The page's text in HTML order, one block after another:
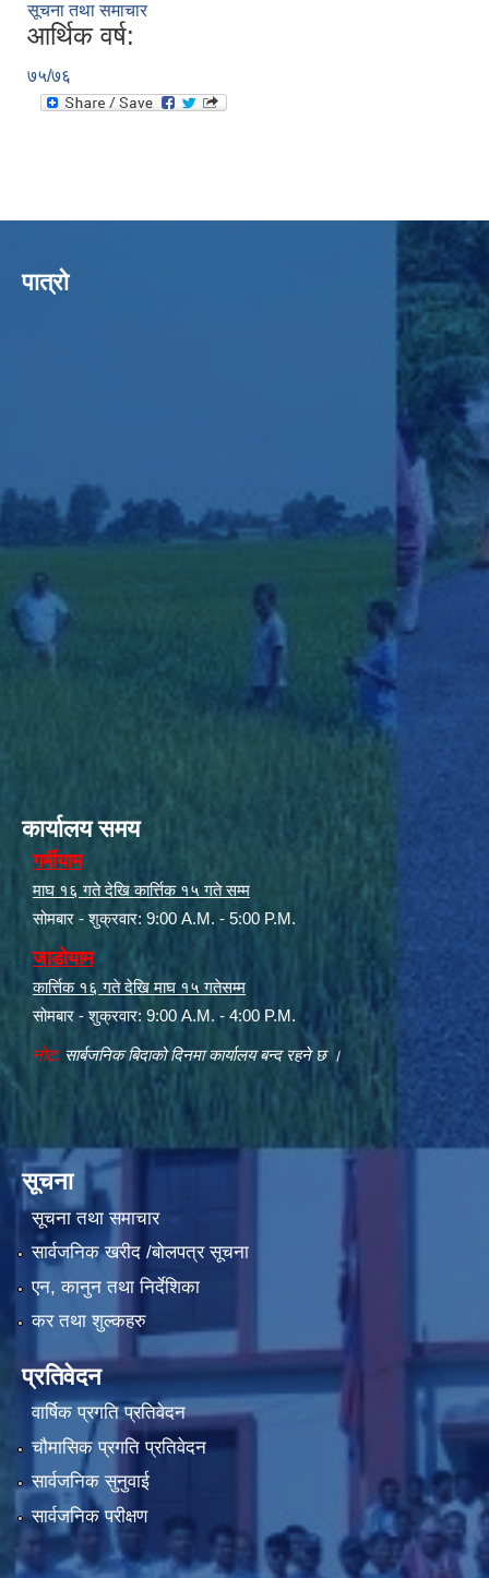
सूचना तथा समाचार
आर्थिक वर्ष:
७५/७६
पात्रो
कार्यालय समय
गर्मीयाम
माघ १६ गते देखि कार्त्तिक १५ गते सम्म
सोमबार - शुक्रवार: 9:00 A.M. - 5:00 P.M.
जाडोयाम
कार्त्तिक १६ गते देखि माघ १५ गतेसम्म
सोमबार - शुक्रवार: 9:00 A.M. - 4:00 P.M.
नोट: सार्बजनिक बिदाको दिनमा कार्यालय बन्द रहने छ ।
सूचना
सूचना तथा समाचार
सार्वजनिक खरीद /बोलपत्र सूचना
एन, कानुन तथा निर्देशिका
कर तथा शुल्कहरु
प्रतिवेदन
वार्षिक प्रगति प्रतिवेदन
चौमासिक प्रगति प्रतिवेदन
सार्वजनिक सुनुवाई
सार्वजनिक परीक्षण